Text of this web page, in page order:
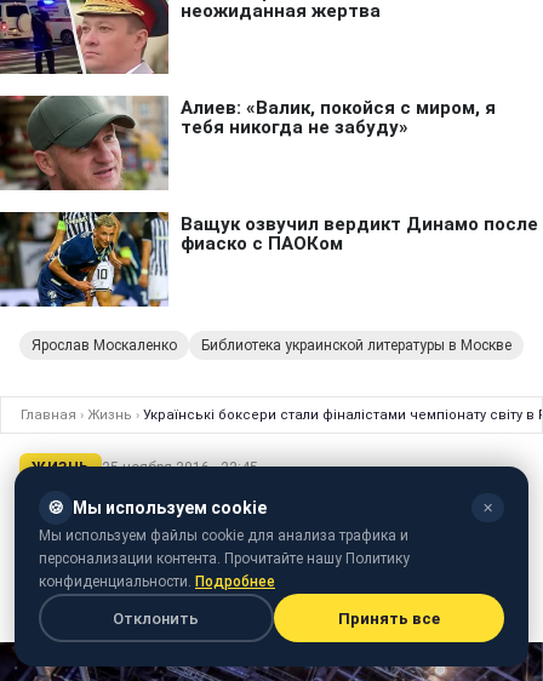
Ярослав Москаленко Библиотека украинской литературы в Москве
Главная › Жизнь › Українські боксери стали фіналістами чемпіонату світу в
ЖИЗНЬ 25 ноября 2016 · 22:45
Українські боксери стали фіналістами
чемпіонату світу в РФ
Павло Гула і Роман Савицький успішно виступили на
молодіжному чемпіонаті з боксу в Пітері
🍪 Мы используем cookie ✕
Мы используем файлы cookie для анализа трафика и
персонализации контента. Прочитайте нашу Политику
конфиденциальности. Подробнее
Отклонить Принять все